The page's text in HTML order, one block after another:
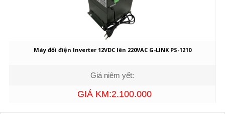
Máy đổi điện Inverter 12VDC lên 220VAC G-LINK PS-1210
Giá niêm yết:
GIÁ KM:2.100.000